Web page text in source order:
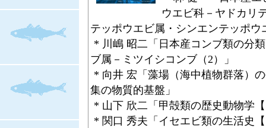
* 古賀 庸憲「繁殖と生活史に関連
globosa（de Haan）の生息場所利用
* 三枝 誠行「生物リズムの研究テ
化，および遊泳活動の時間的経過を
* 村岡 健作・小西 光一「日本産十
類」
●シンポジウム講演集
* 日本哺乳類学会海獣談話会「シ
ウエビ科－ヤドカリ
テッポウエビ属・シンエンテッポウ
* 川嶋 昭二「日本産コンブ類の分
ブ属－ミツイシコンブ（2）」
* 向井 宏「藻場（海中植物群落）
集の物質的基盤」
* 山下 欣二「甲殻類の歴史動物学
* 関口 秀夫「イセエビ類の生活史